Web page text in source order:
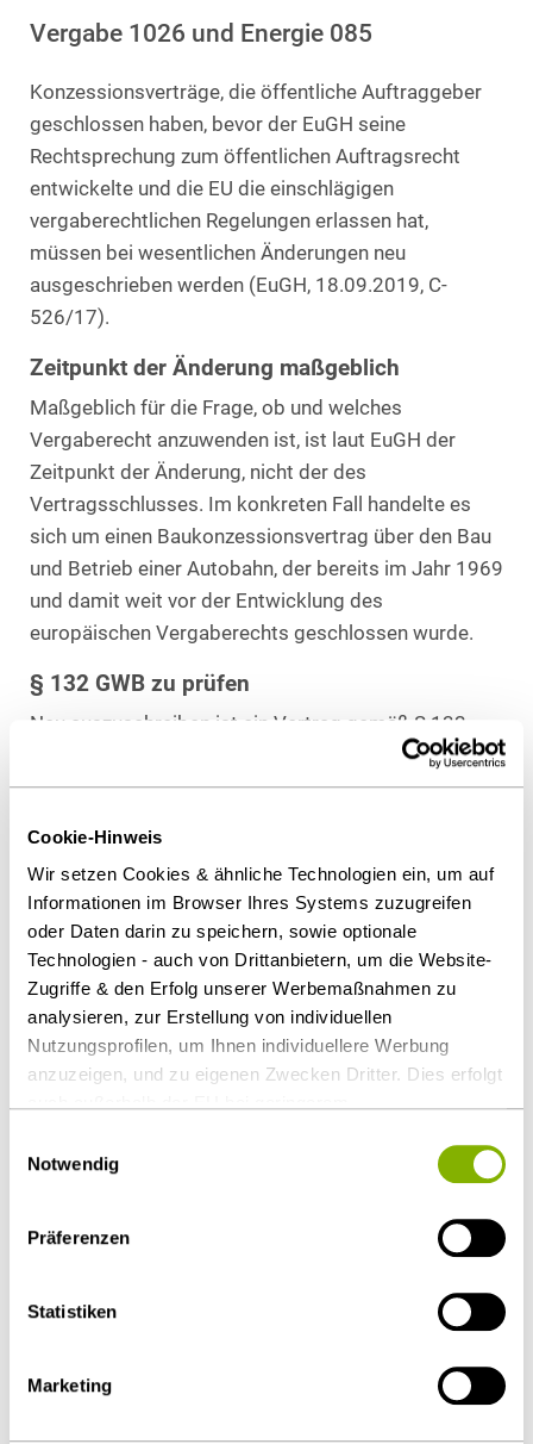
Cookie-Hinweis
Wir setzen Cookies & ähnliche Technologien ein, um auf
Informationen im Browser Ihres Systems zuzugreifen
oder Daten darin zu speichern, sowie optionale
Technologien - auch von Drittanbietern, um die Website-
Zugriffe & den Erfolg unserer Werbemaßnahmen zu
analysieren, zur Erstellung von individuellen
Nutzungsprofilen, um Ihnen individuellere Werbung
anzuzeigen, und zu eigenen Zwecken Dritter. Dies erfolgt
Regelungen das Risiko des staatlichen Zugriffs &
auszuschließen ist. Sie können Ihre Einwilligung jederzeit
über dieCookie-Einstellungen
widerrufen oder ändern.
Notwendig
Präferenzen
Statistiken
Marketing
Vergabe 1026 und Energie 085
Konzessionsverträge, die öffentliche Auftraggeber
geschlossen haben, bevor der EuGH seine
Rechtsprechung zum öffentlichen Auftragsrecht
entwickelte und die EU die einschlägigen
vergaberechtlichen Regelungen erlassen hat,
müssen bei wesentlichen Änderungen neu
ausgeschrieben werden (EuGH, 18.09.2019, C-
526/17).
Zeitpunkt der Änderung maßgeblich
Maßgeblich für die Frage, ob und welches
Vergaberecht anzuwenden ist, ist laut EuGH der
Zeitpunkt der Änderung, nicht der des
Vertragsschlusses. Im konkreten Fall handelte es
sich um einen Baukonzessionsvertrag über den Bau
und Betrieb einer Autobahn, der bereits im Jahr 1969
und damit weit vor der Entwicklung des
europäischen Vergaberechts geschlossen wurde.
§ 132 GWB zu prüfen
Neu auszuschreiben ist ein Vertrag gemäß § 132
Abs. 1 GWB grundsätzlich immer dann, wenn die
öffentliche Baukonzession um nicht vorgesehene
Auftragnehmers geändert wird. Das Gleiche gilt,
wenn die Änderung dazu geführt hätte, dass der
Auftraggeber im ursprünglichen Vergabeverfahren
einem anderen Angebot den Zuschlag erteilt hätte
oder weitere Bieter zum Vergabeverfahren hätte
zulassen müssen.
Als PDF herunterladen
Diesen Artikel teilen